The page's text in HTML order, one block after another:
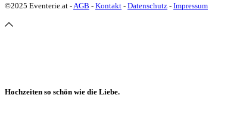
©2025 Eventerie.at - AGB - Kontakt - Datenschutz - Impressum
Hochzeiten so schön wie die Liebe.